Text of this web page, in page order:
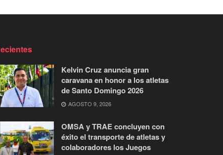
Kelvin Cruz anuncia gran
caravana en honor a los atletas
de Santo Domingo 2026
AGOSTO 9, 2026
OMSA y TRAE concluyen con
éxito el transporte de atletas y
colaboradores los Juegos